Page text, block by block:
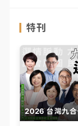
特刊
2026 台灣九